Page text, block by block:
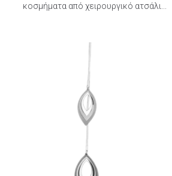
κοσμήματα από χειρουργικό ατσάλι...